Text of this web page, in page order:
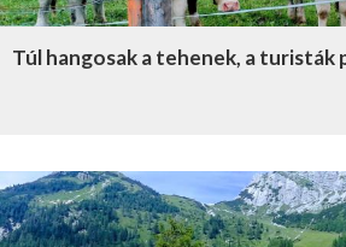
Túl hangosak a tehenek, a turisták